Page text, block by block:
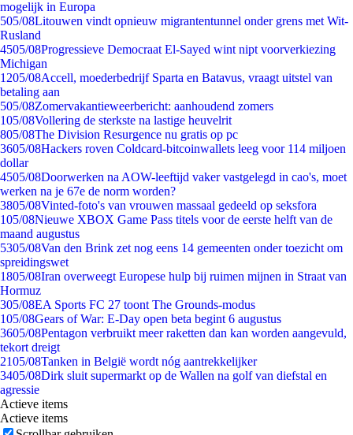
mogelijk in Europa
505/08Litouwen vindt opnieuw migrantentunnel onder grens met Wit-
Rusland
4505/08Progressieve Democraat El-Sayed wint nipt voorverkiezing
Michigan
1205/08Accell, moederbedrijf Sparta en Batavus, vraagt uitstel van
betaling aan
505/08Zomervakantieweerbericht: aanhoudend zomers
105/08Vollering de sterkste na lastige heuvelrit
805/08The Division Resurgence nu gratis op pc
3605/08Hackers roven Coldcard-bitcoinwallets leeg voor 114 miljoen
dollar
4505/08Doorwerken na AOW-leeftijd vaker vastgelegd in cao's, moet
werken na je 67e de norm worden?
3805/08Vinted-foto's van vrouwen massaal gedeeld op seksfora
105/08Nieuwe XBOX Game Pass titels voor de eerste helft van de
maand augustus
5305/08Van den Brink zet nog eens 14 gemeenten onder toezicht om
spreidingswet
1805/08Iran overweegt Europese hulp bij ruimen mijnen in Straat van
Hormuz
305/08EA Sports FC 27 toont The Grounds-modus
105/08Gears of War: E-Day open beta begint 6 augustus
3605/08Pentagon verbruikt meer raketten dan kan worden aangevuld,
tekort dreigt
2105/08Tanken in België wordt nóg aantrekkelijker
3405/08Dirk sluit supermarkt op de Wallen na golf van diefstal en
agressie
Actieve items
Actieve items